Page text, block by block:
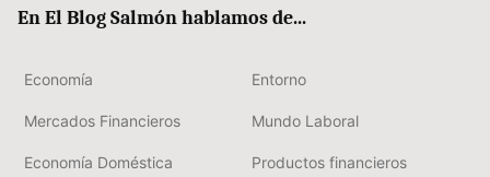
En El Blog Salmón hablamos de...
Economía Entorno
Mercados Financieros Mundo Laboral
Economía Doméstica Productos financieros